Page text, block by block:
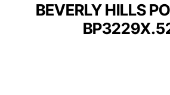
BEVERLY HILLS